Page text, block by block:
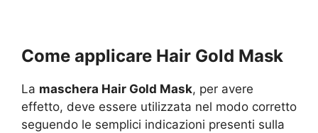
Come applicare Hair Gold Mask
La maschera Hair Gold Mask, per avere
effetto, deve essere utilizzata nel modo corretto
seguendo le semplici indicazioni presenti sulla